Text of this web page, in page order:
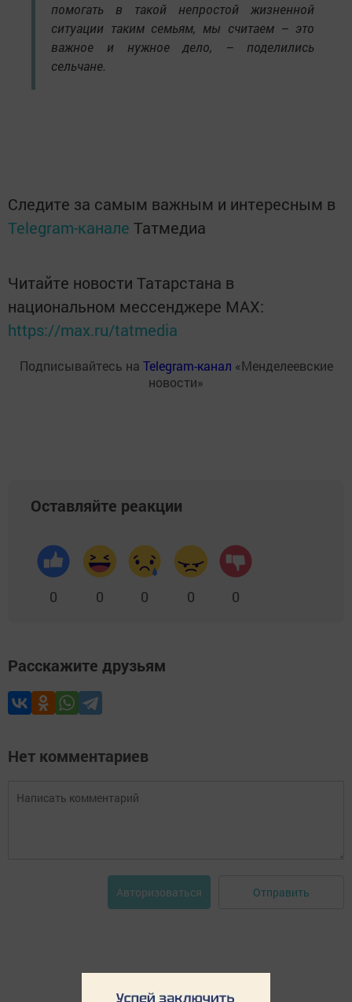
помогать в такой непростой жизненной
ситуации таким семьям, мы считаем – это
важное и нужное дело, – поделились
сельчане.
Следите за самым важным и интересным в
Telegram-канале Татмедиа
Читайте новости Татарстана в
национальном мессенджере MАХ:
https://max.ru/tatmedia
Подписывайтесь на Telegram-канал «Менделеевские
новости»
Оставляйте реакции
0 0 0 0 0
Расскажите друзьям
Нет комментариев
Авторизоваться Отправить